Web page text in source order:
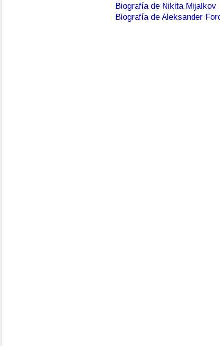
Biografía de Nikita Mijalkov
Biografía de Aleksander